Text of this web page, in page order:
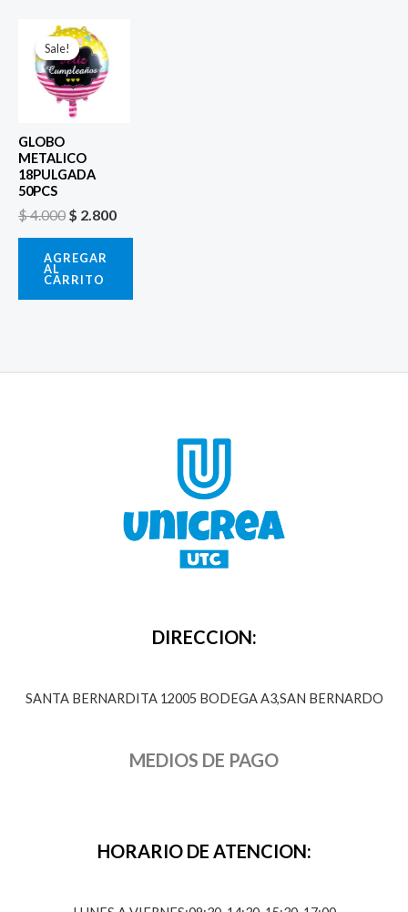
Sale!
Sale!
GLOBO
METALICO
18PULGADA
50PCS
$4.000
El
precio
original
era:
$ 4.000.
$ 2.800
AGREGAR
AL
CARRITO
DIRECCION:
SANTA BERNARDITA 12005 BODEGA A3,SAN BERNARDO
MEDIOS DE PAGO
HORARIO DE ATENCION: